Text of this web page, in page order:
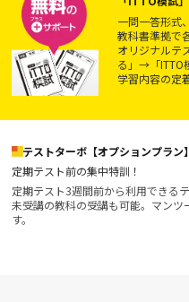
一問一答形式
教科書準拠で
オリジナルテ
る」→「ITTO
学習内容の定
テストターボ【オプションプラン】
定期テスト前の集中特訓！
定期テスト3週間前から利用できる
未受講の教科の受講も可能。マン
す。